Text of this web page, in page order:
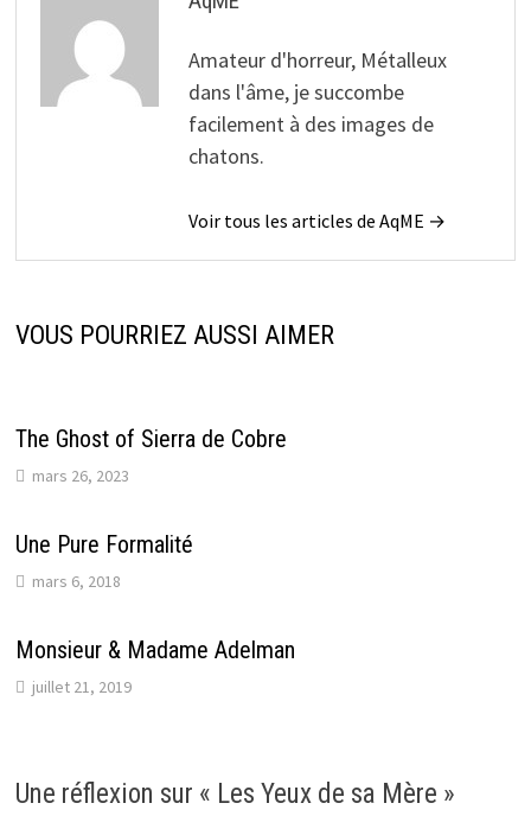
Amateur d'horreur, Métalleux
dans l'âme, je succombe
facilement à des images de
chatons.
Voir tous les articles de AqME →
VOUS POURRIEZ AUSSI AIMER
The Ghost of Sierra de Cobre
mars 26, 2023
Une Pure Formalité
mars 6, 2018
Monsieur & Madame Adelman
juillet 21, 2019
Une réflexion sur « Les Yeux de sa Mère »